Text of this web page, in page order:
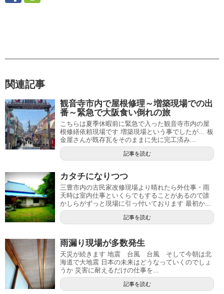
関連記事
観音寺市内で屋根修理～増築現場での出
番～緊急で大阪食い倒れの旅
こちらは夏季休暇前に緊急で入った観音寺市内の屋
根修繕依頼現場です 増築現場という事でしたが… 板
金屋さんが既存瓦をそのままに先に完工済み...
記事を読む
カタチになりつつ
三豊市内の古民家改修現場より晴れたら外仕事・雨
天時は室内仕事といくらでもすることがあるので誰
かしらがずっと現場に引っ付いております 最初か...
記事を読む
雨漏り現場が多数発生
天災が続きます 地震 台風 台風 そして今朝は北
海道で大地震 日本の未来はどうなっていくのでしょ
うか 災害に耐えるだけの仕事を...
記事を読む